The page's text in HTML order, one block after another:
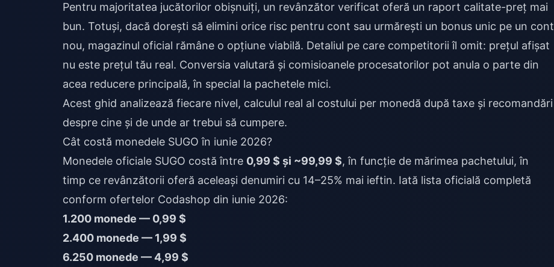
Pentru majoritatea jucătorilor obișnuiți, un revânzător verificat oferă un raport calitate-preț mai
bun. Totuși, dacă dorești să elimini orice risc pentru cont sau urmărești un bonus unic pe un cont
nou, magazinul oficial rămâne o opțiune viabilă. Detaliul pe care competitorii îl omit: prețul afișat
nu este prețul tău real. Conversia valutară și comisioanele procesatorilor pot anula o parte din
acea reducere principală, în special la pachetele mici.
Acest ghid analizează fiecare nivel, calculul real al costului per monedă după taxe și recomandări
despre cine și de unde ar trebui să cumpere.
Cât costă monedele SUGO în iunie 2026?
Monedele oficiale SUGO costă între 0,99 $ și ~99,99 $, în funcție de mărimea pachetului, în
timp ce revânzătorii oferă aceleași denumiri cu 14–25% mai ieftin. Iată lista oficială completă
conform ofertelor Codashop din iunie 2026:
1.200 monede — 0,99 $
2.400 monede — 1,99 $
6.250 monede — 4,99 $